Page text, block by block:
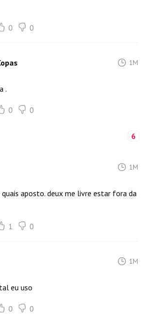
0 0
1M
.
0 0
6
1M
quais aposto. deux me livre estar fora da
1 0
1M
eu uso
0 0